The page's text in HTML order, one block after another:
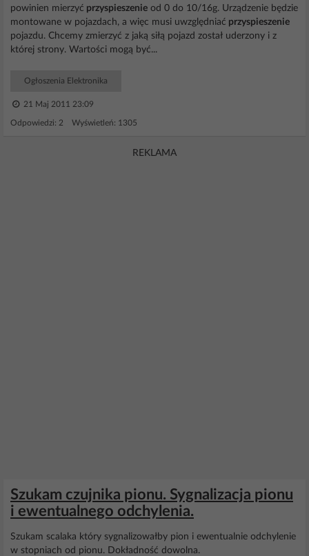
powinien mierzyć przyspieszenie od 0 do 10/16g. Urządzenie będzie
montowane w pojazdach, a więc musi uwzględniać przyspieszenie
pojazdu. Chcemy zmierzyć z jaką siłą pojazd został uderzony i z
której strony. Wartości mogą być...
Ogłoszenia Elektronika
21 Maj 2011 23:09
Odpowiedzi: 2 Wyświetleń: 1305
REKLAMA
Szukam czujnika pionu. Sygnalizacja pionu
i ewentualnego odchylenia.
Szukam scalaka który sygnalizowałby pion i ewentualnie odchylenie
w stopniach od pionu. Dokładność dowolna.